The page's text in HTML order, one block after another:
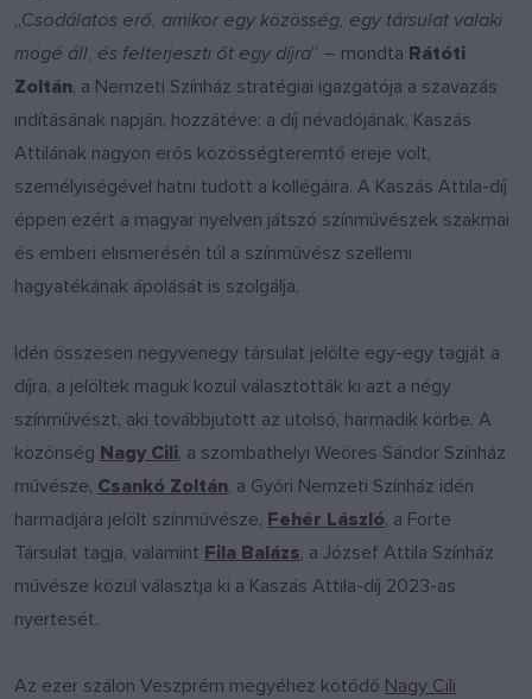
„Csodálatos erő, amikor egy közösség, egy társulat valaki
mögé áll, és felterjeszti őt egy díjra” – mondta Rátóti
Zoltán, a Nemzeti Színház stratégiai igazgatója a szavazás
indításának napján, hozzátéve: a díj névadójának, Kaszás
Attilának nagyon erős közösségteremtő ereje volt,
személyiségével hatni tudott a kollégáira. A Kaszás Attila-díj
éppen ezért a magyar nyelven játszó színművészek szakmai
és emberi elismerésén túl a színművész szellemi
hagyatékának ápolását is szolgálja.
Idén összesen negyvenegy társulat jelölte egy-egy tagját a
díjra, a jelöltek maguk közül választották ki azt a négy
színművészt, aki továbbjutott az utolsó, harmadik körbe. A
közönség Nagy Cili, a szombathelyi Weöres Sándor Színház
művésze, Csankó Zoltán, a Győri Nemzeti Színház idén
harmadjára jelölt színművésze, Fehér László, a Forte
Társulat tagja, valamint Fila Balázs, a József Attila Színház
művésze közül választja ki a Kaszás Attila-díj 2023-as
nyertesét.
Az ezer szálon Veszprém megyéhez kötődő Nagy Cili